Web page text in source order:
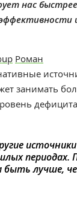
нас быстрее
Роман
занимать
источники
периодах.
быть лучше,